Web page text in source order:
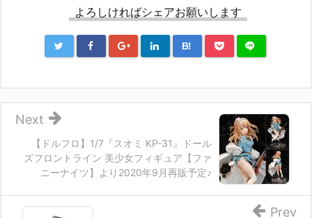
よろしければシェアお願いします
B!
【ドルフロ】1/7『スオミ KP-31』ドール
ズフロントライン 美少女フィギュア【ファ
ニーナイツ】より2020年9月再販予定♪
Next
Prev